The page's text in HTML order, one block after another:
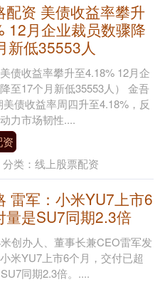
配资 美债收益率攀升
12月企业裁员数骤降
新低35553人
美债收益率攀升至4.18% 12月企
至17个月新低35553人） 金吾
债收益率周四升至4.18%，反
力市场韧性....
分类： 线上股票配资
雷军：小米YU7上市6
量是SU7同期2.3倍
创办人、董事长兼CEO雷军发
米YU7上市6个月，交付已超
同期2.3倍。....